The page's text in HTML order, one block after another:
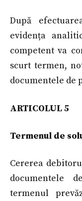
După
evidența
competent va
scurt termen,
documentele de
ARTICOLUL 5
Termenul de
Cererea
documentele
termenul